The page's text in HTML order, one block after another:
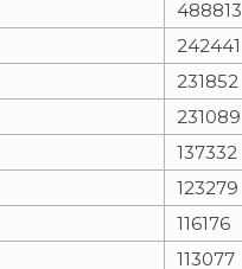
e
t
488813
242441
231852
231089
137332
123279
116176
113077